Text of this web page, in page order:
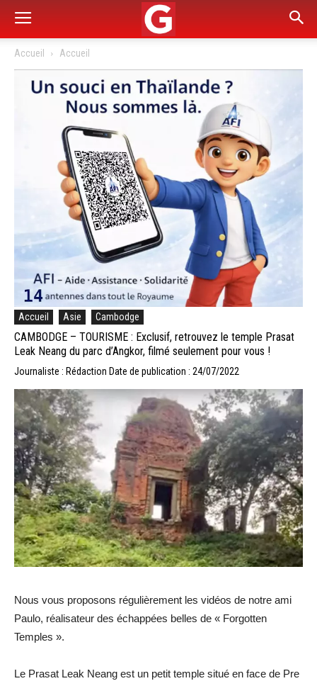
Accueil Accueil
Accueil Asie Cambodge
CAMBODGE – TOURISME : Exclusif, retrouvez le temple Prasat
Leak Neang du parc d’Angkor, filmé seulement pour vous !
Journaliste : Rédaction Date de publication : 24/07/2022
Nous vous proposons régulièrement les vidéos de notre ami
Paulo, réalisateur des échappées belles de « Forgotten
Temples ».
Le Prasat Leak Neang est un petit temple situé en face de Pre